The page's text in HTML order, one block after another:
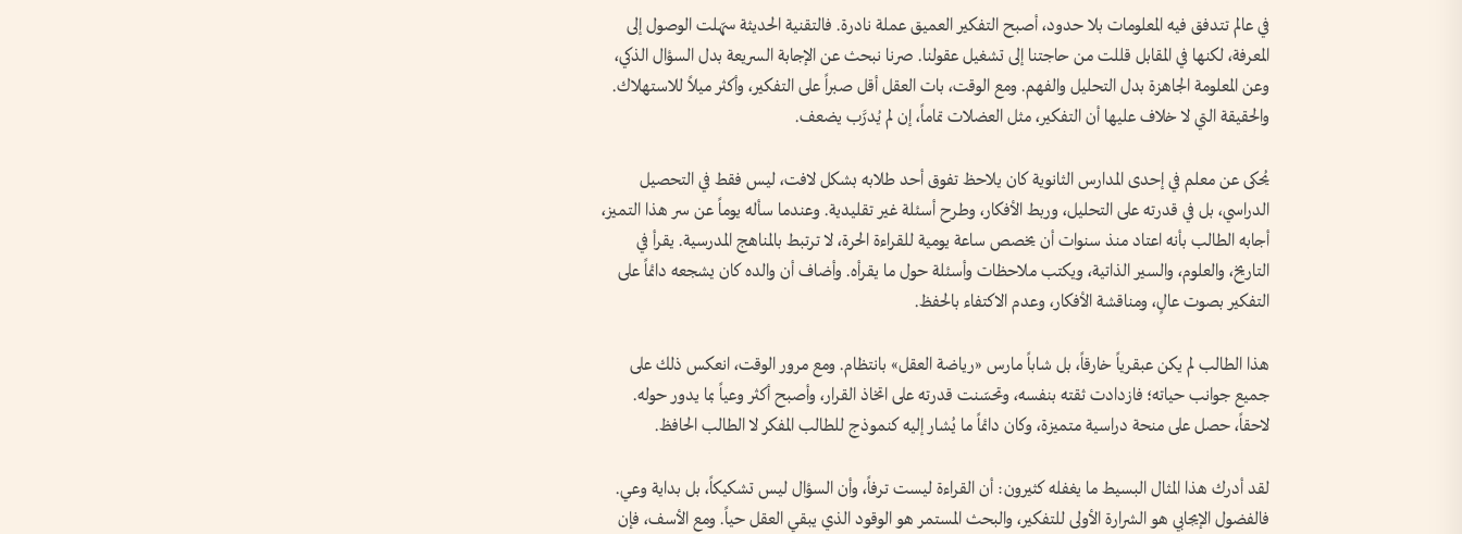
في عالم تتدفق فيه المعلومات بلا حدود، أصبح التفكير العميق عملة نادرة. فالتقنية الحديثة سهّلت الوصول إلى
المعرفة، لكنها في المقابل قللت من حاجتنا إلى تشغيل عقولنا. صرنا نبحث عن الإجابة السريعة بدل السؤال الذكي،
وعن المعلومة الجاهزة بدل التحليل والفهم. ومع الوقت، بات العقل أقل صبراً على التفكير، وأكثر ميلاً للاستهلاك.
والحقيقة التي لا خلاف عليها أن التفكير، مثل العضلات تماماً، إن لم يُدرَّب يضعف.
يُحكى عن معلم في إحدى المدارس الثانوية كان يلاحظ تفوق أحد طلابه بشكل لافت، ليس فقط في التحصيل
الدراسي، بل في قدرته على التحليل، وربط الأفكار، وطرح أسئلة غير تقليدية. وعندما سأله يوماً عن سر هذا التميز،
أجابه الطالب بأنه اعتاد منذ سنوات أن يخصص ساعة يومية للقراءة الحرة، لا ترتبط بالمناهج المدرسية. يقرأ في
التاريخ، والعلوم، والسير الذاتية، ويكتب ملاحظات وأسئلة حول ما يقرأه. وأضاف أن والده كان يشجعه دائماً على
التفكير بصوت عالٍ، ومناقشة الأفكار، وعدم الاكتفاء بالحفظ.
هذا الطالب لم يكن عبقرياً خارقاً، بل شاباً مارس «رياضة العقل» بانتظام. ومع مرور الوقت، انعكس ذلك على
جميع جوانب حياته؛ فازدادت ثقته بنفسه، وتحسّنت قدرته على اتخاذ القرار، وأصبح أكثر وعياً بما يدور حوله.
لاحقاً، حصل على منحة دراسية متميزة، وكان دائماً ما يُشار إليه كنموذج للطالب المفكر لا الطالب الحافظ.
لقد أدرك هذا المثال البسيط ما يغفله كثيرون: أن القراءة ليست ترفاً، وأن السؤال ليس تشكيكاً، بل بداية وعي.
فالفضول الإيجابي هو الشرارة الأولى للتفكير، والبحث المستمر هو الوقود الذي يبقي العقل حياً. ومع الأسف، فإن